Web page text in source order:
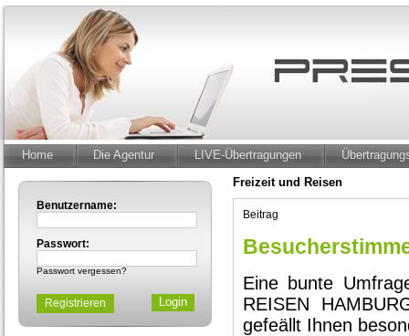
Home Die Agentur LIVE-Übertragungen
Benutzername:
Passwort:
Passwort vergessen?
Registrieren
Freizeit und Reisen
Beitrag
Eine bunte
REISEN
gefeällt Ihnen